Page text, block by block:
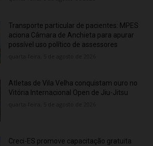
Transporte particular de pacientes: MPES
aciona Câmara de Anchieta para apurar
possível uso político de assessores
Atletas de Vila Velha conquistam ouro no
Vitória Internacional Open de Jiu-Jitsu
Creci-ES promove capacitação gratuita